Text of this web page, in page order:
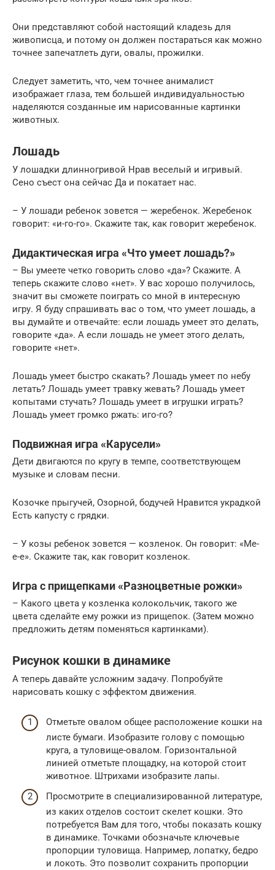
Они представляют собой настоящий кладезь для
живописца, и потому он должен постараться как можно
точнее запечатлеть дуги, овалы, прожилки.
Следует заметить, что, чем точнее анималист
изображает глаза, тем большей индивидуальностью
наделяются созданные им нарисованные картинки
животных.
Лошадь
У лошадки длинногривой Нрав веселый и игривый.
Сено съест она сейчас Да и покатает нас.
– У лошади ребенок зовется — жеребенок. Жеребенок
говорит: «и-го-го». Скажите так, как говорит жеребенок.
Дидактическая игра «Что умеет лошадь?»
– Вы умеете четко говорить слово «да»? Скажите. А
теперь скажите слово «нет». У вас хорошо получилось,
значит вы сможете поиграть со мной в интересную
игру. Я буду спрашивать вас о том, что умеет лошадь, а
вы думайте и отвечайте: если лошадь умеет это делать,
говорите «да». А если лошадь не умеет этого делать,
говорите «нет».
Лошадь умеет быстро скакать? Лошадь умеет по небу
летать? Лошадь умеет травку жевать? Лошадь умеет
копытами стучать? Лошадь умеет в игрушки играть?
Лошадь умеет громко ржать: иго-го?
Подвижная игра «Карусели»
Дети двигаются по кругу в темпе, соответствующем
музыке и словам песни.
Козочке прыгучей, Озорной, бодучей Нравится украдкой
Есть капусту с грядки.
– У козы ребенок зовется — козленок. Он говорит: «Ме-
е-е». Скажите так, как говорит козленок.
Игра с прищепками «Разноцветные рожки»
– Какого цвета у козленка колокольчик, такого же
цвета сделайте ему рожки из прищепок. (Затем можно
предложить детям поменяться картинками).
Рисунок кошки в динамике
А теперь давайте усложним задачу. Попробуйте
нарисовать кошку с эффектом движения.
Отметьте овалом общее расположение кошки на
листе бумаги. Изобразите голову с помощью
круга, а туловище-овалом. Горизонтальной
линией отметьте площадку, на которой стоит
животное. Штрихами изобразите лапы.
Просмотрите в специализированной литературе,
из каких отделов состоит скелет кошки. Это
потребуется Вам для того, чтобы показать кошку
в динамике. Точками обозначьте ключевые
пропорции туловища. Например, лопатку, бедро
и локоть. Это позволит сохранить пропорции